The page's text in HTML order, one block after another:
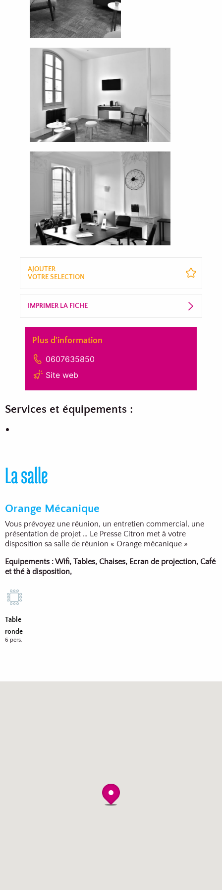
AJOUTER
VOTRE SELECTION
IMPRIMER LA FICHE
Plus d'information
0607635850
Site web
Services et équipements :
La salle
Orange Mécanique
Vous prévoyez une réunion, un entretien commercial, une
présentation de projet … Le Presse Citron met à votre
disposition sa salle de réunion « Orange mécanique »
Equipements : Wifi, Tables, Chaises, Ecran de projection, Café
et thé à disposition,
Table
ronde
6 pers.